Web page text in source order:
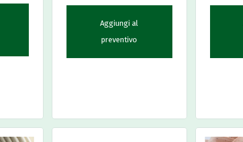
Aggiungi al
preventivo